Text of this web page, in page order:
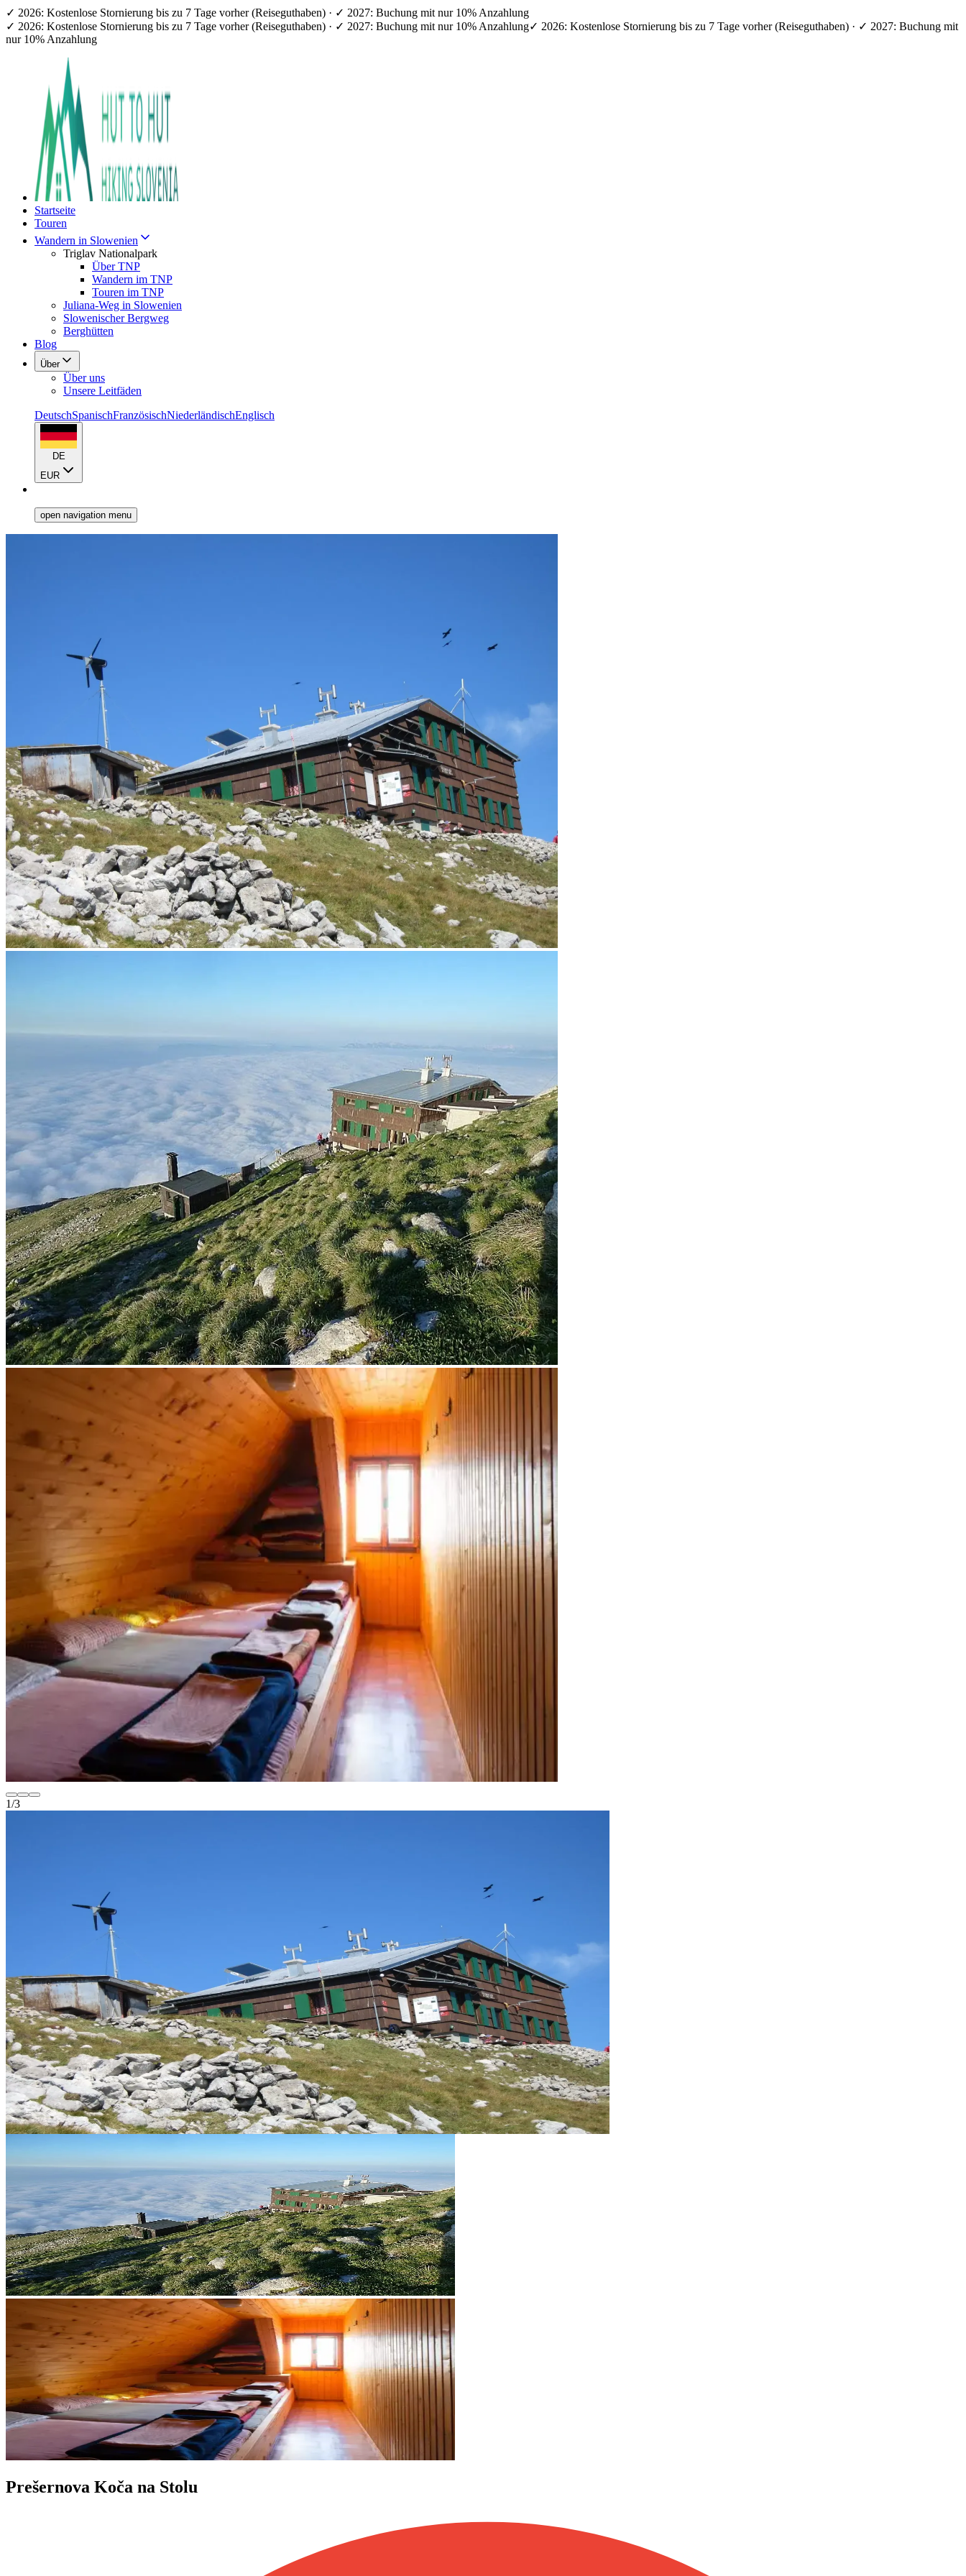
✓ 2026: Kostenlose Stornierung bis zu 7 Tage vorher (Reiseguthaben) · ✓ 2027: Buchung mit nur 10% Anzahlung
✓ 2026: Kostenlose Stornierung bis zu 7 Tage vorher (Reiseguthaben) · ✓ 2027: Buchung mit nur 10% Anzahlung✓ 2026: Kostenlose Stornierung bis zu 7 Tage vorher (Reiseguthaben) · ✓ 2027: Buchung mit
nur 10% Anzahlung
Startseite
Touren
Wandern in Slowenien
Triglav Nationalpark
Über TNP
Wandern im TNP
Touren im TNP
Juliana-Weg in Slowenien
Slowenischer Bergweg
Berghütten
Blog
Über
Über uns
Unsere Leitfäden
DeutschSpanischFranzösischNiederländischEnglisch
DE
EUR
open navigation menu
1/3
Prešernova Koča na Stolu